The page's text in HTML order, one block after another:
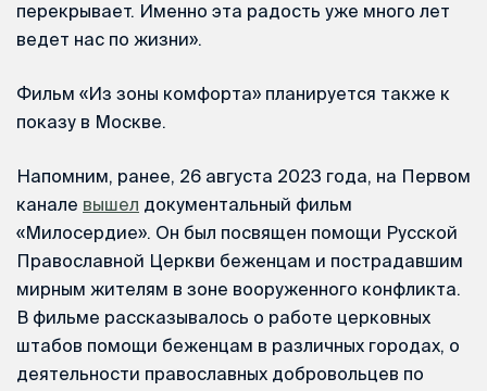
перекрывает. Именно эта радость уже много лет
ведет нас по жизни».
Фильм «Из зоны комфорта» планируется также к
показу в Москве.
Напомним, ранее, 26 августа 2023 года, на Первом
канале вышел документальный фильм
«Милосердие». Он был посвящен помощи Русской
Православной Церкви беженцам и пострадавшим
мирным жителям в зоне вооруженного конфликта.
В фильме рассказывалось о работе церковных
штабов помощи беженцам в различных городах, о
деятельности православных добровольцев по